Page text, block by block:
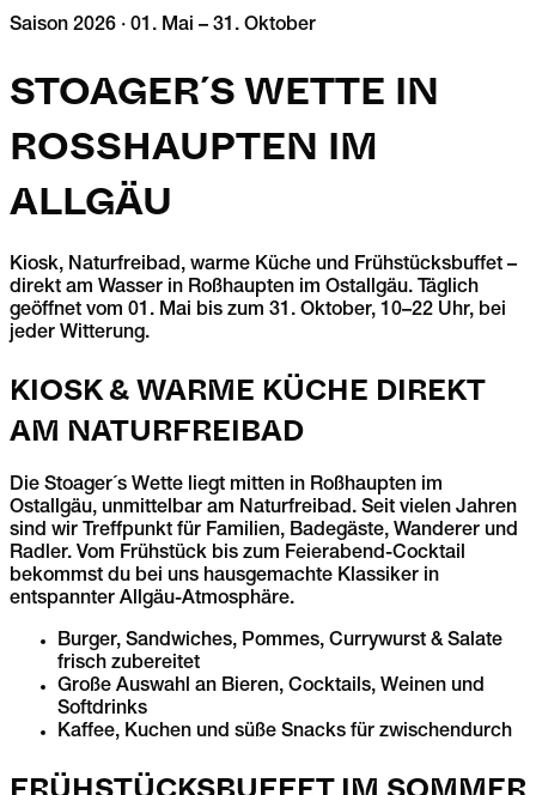
Saison 2026 · 01. Mai – 31. Oktober
STOAGER´S WETTE IN
ROSSHAUPTEN IM A
LLGÄU
Kiosk, Naturfreibad, warme Küche und Frühstücksbuffet –
direkt am Wasser in Roßhaupten im Ostallgäu. Täglich
geöffnet vom 01. Mai bis zum 31. Oktober, 10–22 Uhr, bei
jeder Witterung.
KIOSK & WARME KÜCHE DIREKT
AM NATURFREIBAD
Die Stoager´s Wette liegt mitten in Roßhaupten im
Ostallgäu, unmittelbar am Naturfreibad. Seit vielen Jahren
sind wir Treffpunkt für Familien, Badegäste, Wanderer und
Radler. Vom Frühstück bis zum Feierabend-Cocktail
bekommst du bei uns hausgemachte Klassiker in
entspannter Allgäu-Atmosphäre.
Burger, Sandwiches, Pommes, Currywurst & Salate
frisch zubereitet
Große Auswahl an Bieren, Cocktails, Weinen und
Softdrinks
Kaffee, Kuchen und süße Snacks für zwischendurch